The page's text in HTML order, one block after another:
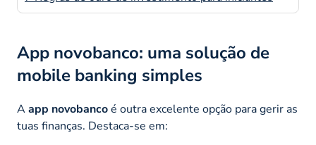
App novobanco: uma solução de
mobile banking simples
Aapp novobancoé outra excelente opção para gerir as
tuas finanças. Destaca-se em: